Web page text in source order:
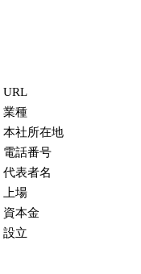
URL
業種
本社所在地
電話番号
代表者名
上場
資本金
設立